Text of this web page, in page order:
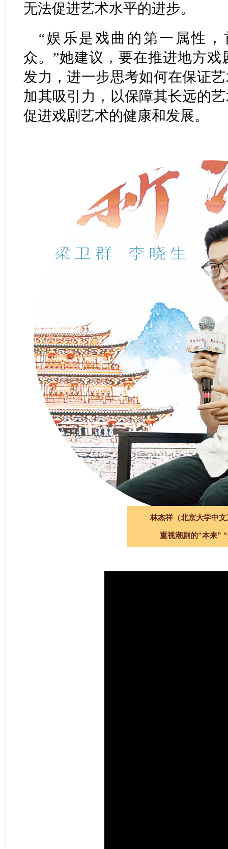
无法促进艺术水平的进步。
“娱乐是戏曲的第一属性
众。”她建议，要在推进地方
发力，进一步思考如何在保证
加其吸引力，以保障其长远的
促进戏剧艺术的健康和发展。
林杰祥（北京大学中
重视潮剧的“本来”